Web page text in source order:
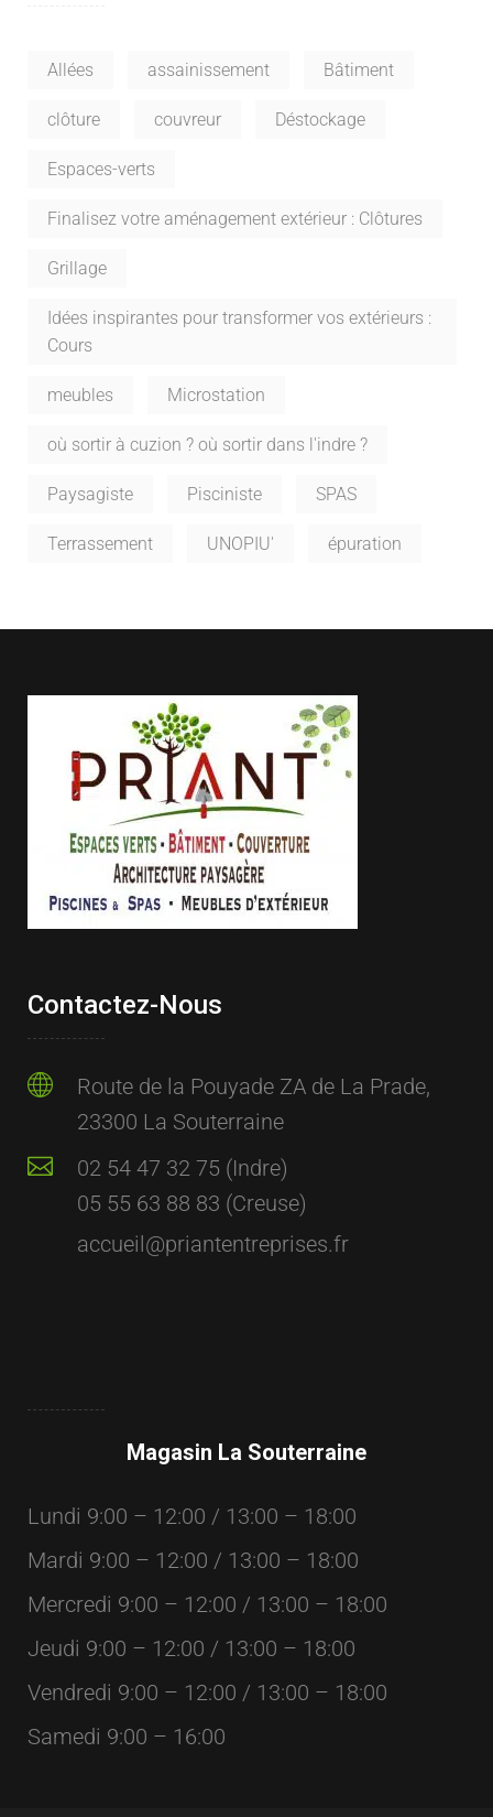
Allées assainissement Bâtiment
clôture couvreur Déstockage
Espaces-verts
Finalisez votre aménagement extérieur : Clôtures
Grillage
Idées inspirantes pour transformer vos extérieurs :
Cours
meubles Microstation
où sortir à cuzion ? où sortir dans l'indre ?
Paysagiste Pisciniste SPAS
Terrassement UNOPIU' épuration
Contactez-Nous
Route de la Pouyade ZA de La Prade,
23300 La Souterraine
02 54 47 32 75 (Indre)
05 55 63 88 83 (Creuse)
accueil@priantentreprises.fr
Magasin La Souterraine
Lundi 9:00 – 12:00 / 13:00 – 18:00
Mardi 9:00 – 12:00 / 13:00 – 18:00
Mercredi 9:00 – 12:00 / 13:00 – 18:00
Jeudi 9:00 – 12:00 / 13:00 – 18:00
Vendredi 9:00 – 12:00 / 13:00 – 18:00
Samedi 9:00 – 16:00